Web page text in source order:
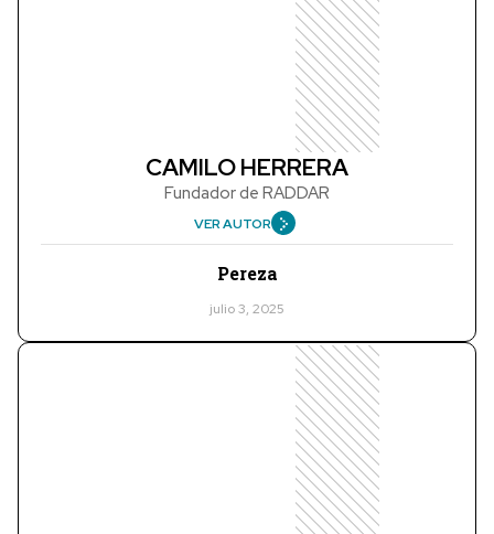
CAMILO HERRERA
Fundador de RADDAR
VER AUTOR
Pereza
julio 3, 2025